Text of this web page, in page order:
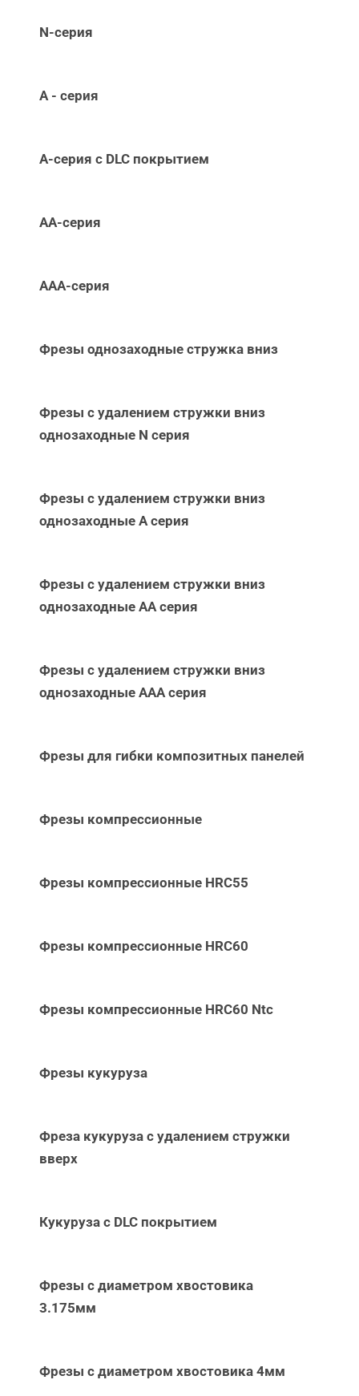
N-серия
А - серия
А-серия c DLC покрытием
АА-серия
ААА-серия
Фрезы однозаходные стружка вниз
Фрезы с удалением стружки вниз
однозаходные N серия
Фрезы с удалением стружки вниз
однозаходные А серия
Фрезы с удалением стружки вниз
однозаходные АА серия
Фрезы с удалением стружки вниз
однозаходные ААА серия
Фрезы для гибки композитных панелей
Фрезы компрессионные
Фрезы компрессионные HRC55
Фрезы компрессионные HRC60
Фрезы компрессионные HRC60 Ntc
Фрезы кукуруза
Фреза кукуруза с удалением стружки
вверх
Кукуруза с DLC покрытием
Фрезы с диаметром хвостовика
3.175мм
Фрезы с диаметром хвостовика 4мм